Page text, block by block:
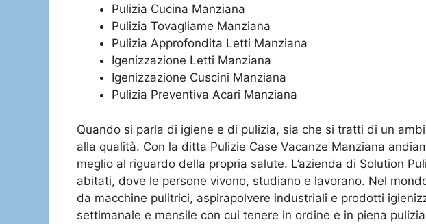
Pulizia Cucina Manziana
Pulizia Tovagliame Manziana
Pulizia Approfondita Letti Manziana
Igenizzazione Letti Manziana
Igenizzazione Cuscini Manziana
Pulizia Preventiva Acari Manziana
Quando si parla di igiene e di pulizia, sia che si tratti di un
alla qualità. Con la ditta Pulizie Case Vacanze Manziana
meglio al riguardo della propria salute. L’azienda di Solution
abitati, dove le persone vivono, studiano e lavorano. Nel
da macchine pulitrici, aspirapolvere industriali e prodotti
settimanale e mensile con cui tenere in ordine e in piena